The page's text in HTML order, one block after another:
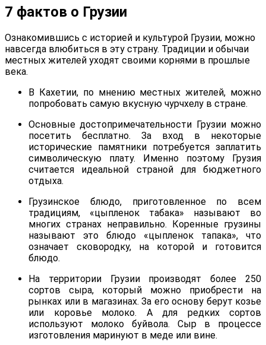
7 фактов о Грузии
Ознакомившись с историей и культурой Грузии, можно
навсегда влюбиться в эту страну. Традиции и обычаи
местных жителей уходят своими корнями в прошлые
века.
В Кахетии, по мнению местных жителей, можно
попробовать самую вкусную чурчхелу в стране.
Основные достопримечательности Грузии можно
посетить бесплатно. За вход в некоторые
исторические памятники потребуется заплатить
символическую плату. Именно поэтому Грузия
считается идеальной страной для бюджетного
отдыха.
Грузинское блюдо, приготовленное по всем
традициям, «цыпленок табака» называют во
многих странах неправильно. Коренные грузины
называют это блюдо «цыпленок тапака», что
означает сковородку, на которой и готовится
блюдо.
На территории Грузии производят более 250
сортов сыра, который можно приобрести на
рынках или в магазинах. За его основу берут козье
или коровье молоко. А для редких сортов
используют молоко буйвола. Сыр в процессе
изготовления маринуют в меде или вине.